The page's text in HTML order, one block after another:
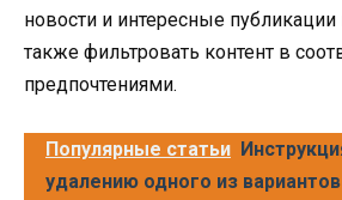
новости и интересные
также фильтровать контент в
предпочтениями.
Популярные статьи
удалению одного из вариантов